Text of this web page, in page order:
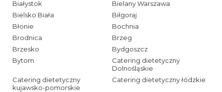
Białystok
Bielany Warszawa
Bielsko Biała
Biłgoraj
Błonie
Bochnia
Brodnica
Brzeg
Brzesko
Bydgoszcz
Bytom
Catering dietetyczny
Dolnośląskie
Catering dietetyczny
kujawsko-pomorskie
Catering dietetyczny łódzkie